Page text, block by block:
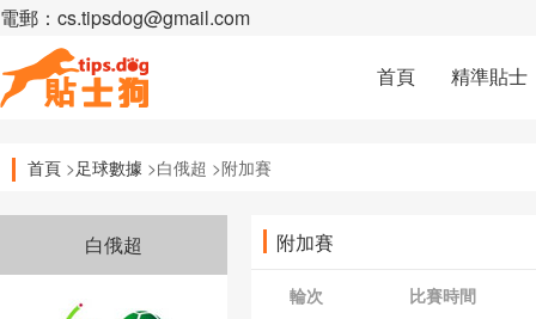
電郵：cs.tipsdog@gmail.com
首頁 精準貼士
首頁 >足球數據 >白俄超 >附加賽
白俄超 附加賽
輪次 比賽時間